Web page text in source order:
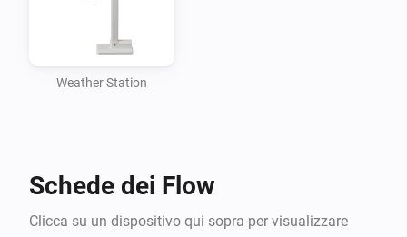
Weather Station
Schede dei Flow
Clicca su un dispositivo qui sopra per visualizzare